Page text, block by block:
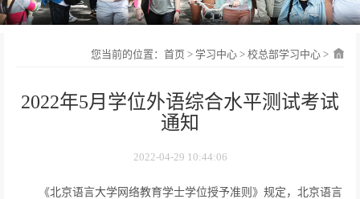
您当前的位置： 首页 > 学习中心 > 校总部学习中心 >
2022年5月学位外语综合水平测试考试
通知
2022-04-29 10:44:06
《北京语言大学网络教育学士学位授予准则》规定，北京语言